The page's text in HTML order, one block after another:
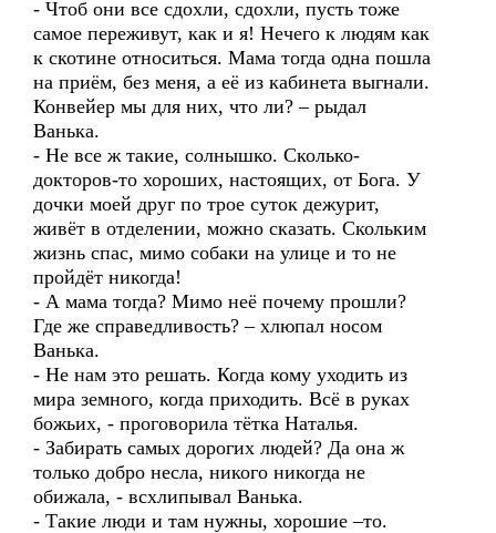
- Чтоб они все сдохли, сдохли, пусть тоже
самое переживут, как и я! Нечего к людям как
к скотине относиться. Мама тогда одна пошла
на приём, без меня, а её из кабинета выгнали.
Конвейер мы для них, что ли? – рыдал
Ванька.
- Не все ж такие, солнышко. Сколько-
докторов-то хороших, настоящих, от Бога. У
дочки моей друг по трое суток дежурит,
живёт в отделении, можно сказать. Cкольким
жизнь спас, мимо собаки на улице и то не
пройдёт никогда!
- А мама тогда? Мимо неё почему прошли?
Где же справедливость? – хлюпал носом
Ванька.
- Не нам это решать. Когда кому уходить из
мира земного, когда приходить. Всё в руках
божьих, - проговорила тётка Наталья.
- Забирать самых дорогих людей? Да она ж
только добро несла, никого никогда не
обижала, - всхлипывал Ванька.
- Такие люди и там нужны, хорошие –то.